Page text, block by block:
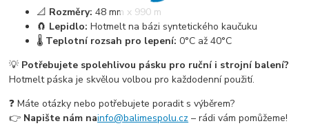
📐 Rozměry: 48 mm x 990 m
🧲 Lepidlo: Hotmelt na bázi syntetického kaučuku
🌡️ Teplotní rozsah pro lepení: 0°C až 40°C
💡 Potřebujete spolehlivou pásku pro ruční i strojní balení?
Hotmelt páska je skvělou volbou pro každodenní použití.
❓ Máte otázky nebo potřebujete poradit s výběrem?
👉 Napište nám nainfo@balimespolu.cz – rádi vám pomůžeme!